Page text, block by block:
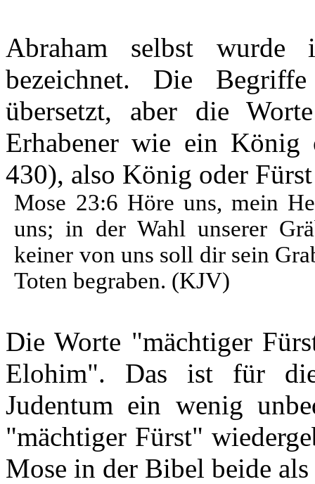
Abraham selbst
bezeichnet. Die
übersetzt, aber die
Erhabener wie ein
430), also König oder
Mose 23:6 Höre uns, mein
uns; in der Wahl unserer
keiner von uns soll dir sein
Toten begraben. (KJV)
Die Worte "mächtiger
Elohim". Das ist für
Judentum ein wenig
"mächtiger Fürst"
Mose in der Bibel beide